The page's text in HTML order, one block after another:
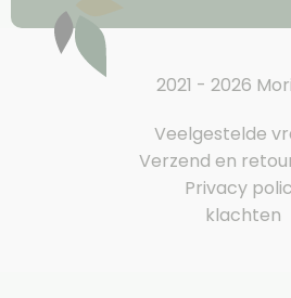
2021 - 2026
Veelgestelde
Verzend en
Privacy
klachten